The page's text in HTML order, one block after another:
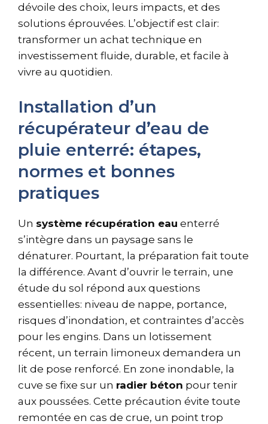
dévoile des choix, leurs impacts, et des
solutions éprouvées. L’objectif est clair:
transformer un achat technique en
investissement fluide, durable, et facile à
vivre au quotidien.
Installation d’un
récupérateur d’eau de
pluie enterré: étapes,
normes et bonnes
pratiques
Un système récupération eau enterré
s’intègre dans un paysage sans le
dénaturer. Pourtant, la préparation fait toute
la différence. Avant d’ouvrir le terrain, une
étude du sol répond aux questions
essentielles: niveau de nappe, portance,
risques d’inondation, et contraintes d’accès
pour les engins. Dans un lotissement
récent, un terrain limoneux demandera un
lit de pose renforcé. En zone inondable, la
cuve se fixe sur un radier béton pour tenir
aux poussées. Cette précaution évite toute
remontée en cas de crue, un point trop